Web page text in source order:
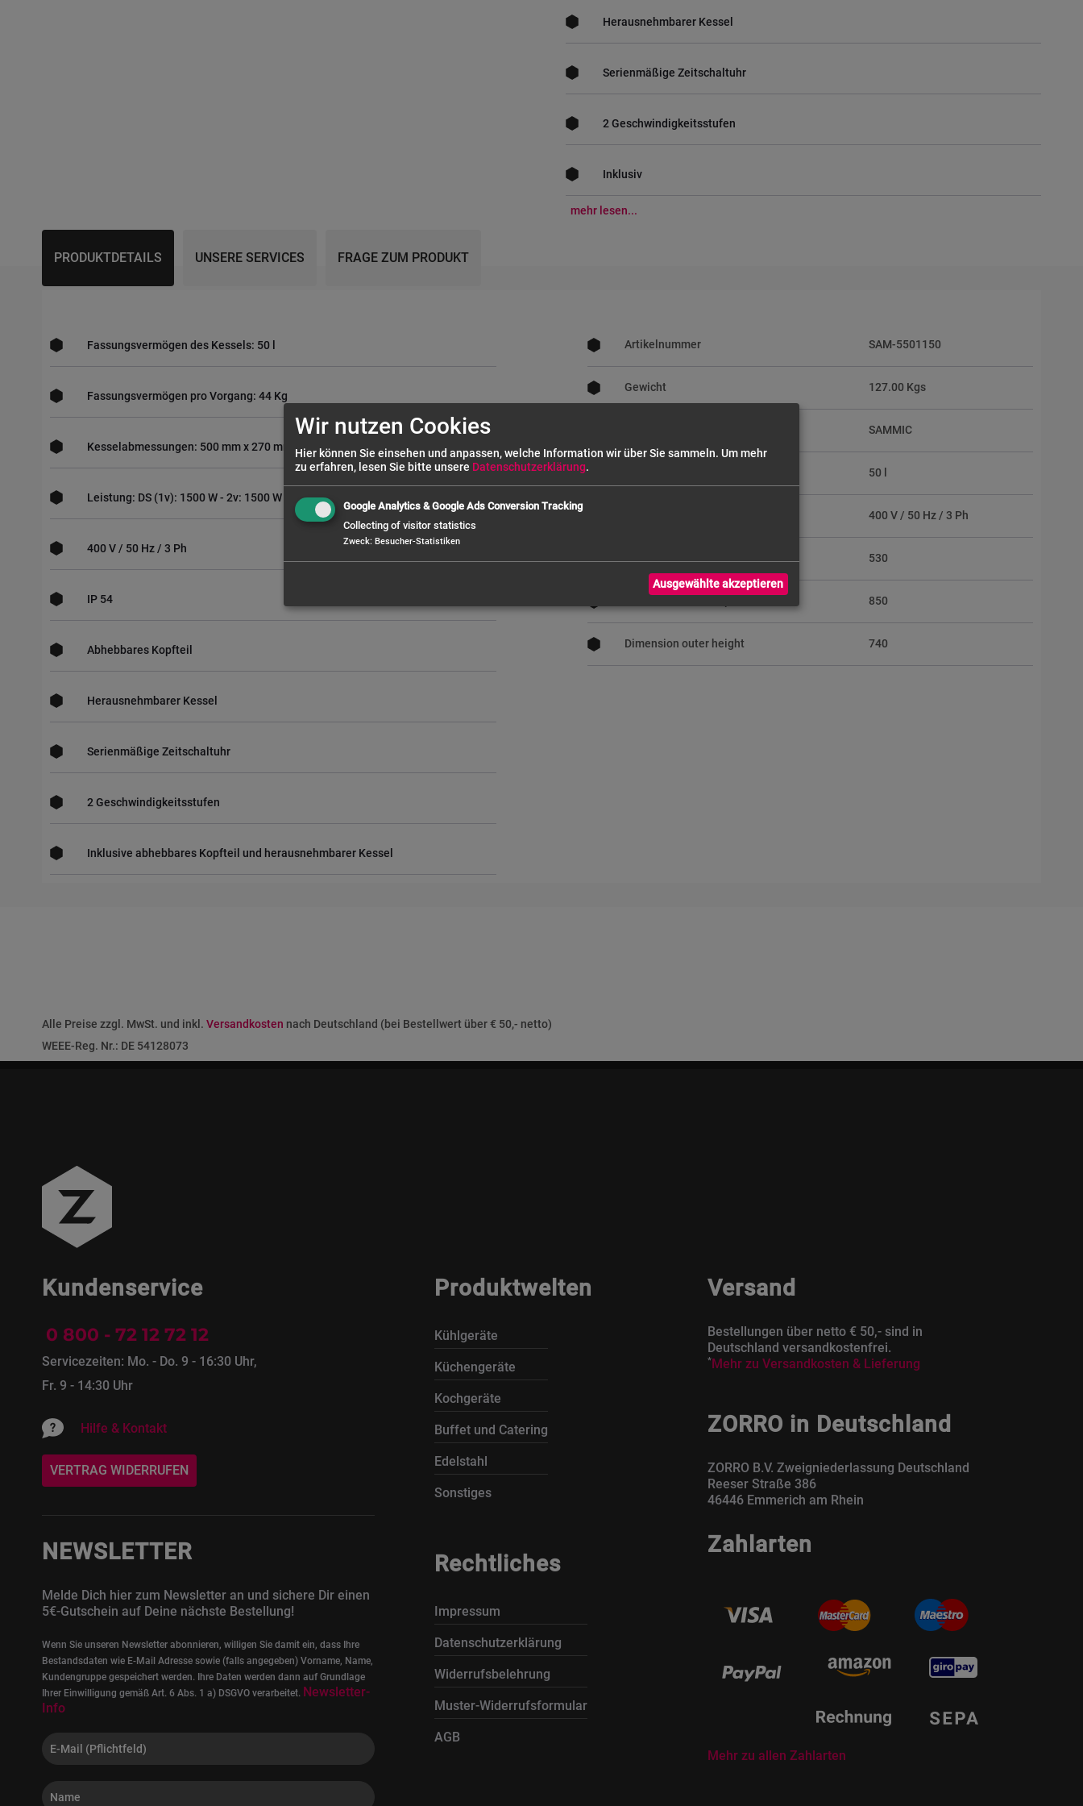
Herausnehmbarer Kessel
Serienmäßige Zeitschaltuhr
2 Geschwindigkeitsstufen
Inklusiv
mehr lesen...
PRODUKTDETAILS
Fassungsvermögen des Kessels: 50 l
Fassungsvermögen pro Vorgang: 44 Kg
Kesselabmessungen: 500 mm x 270 mm
Leistung: DS (1v): 1500 W - 2v: 1500 W / 2200 W
400 V / 50 Hz / 3 Ph
IP 54
Abhebbares Kopfteil
Herausnehmbarer Kessel
Serienmäßige Zeitschaltuhr
2 Geschwindigkeitsstufen
Inklusive abhebbares Kopfteil und herausnehmbarer Kessel
InformationenArtikelnummer SAM-5501150
Gewicht 127.00 Kgs
SAMMIC
50 l
400 V / 50 Hz / 3 Ph
530
850
Dimension outer height 740
UNSERE SERVICES FRAGE ZUM PRODUKT
Alle Preise zzgl. MwSt. und inkl. Versandkosten nach Deutschland (bei Bestellwert über € 50,- netto)
WEEE-Reg. Nr.: DE 54128073
Kundenservice
0 800 - 72 12 72 12
Servicezeiten: Mo. - Do. 9 - 16:30 Uhr,
Fr. 9 - 14:30 Uhr
Hilfe & Kontakt
VERTRAG WIDERRUFEN
NEWSLETTER
Melde Dich hier zum Newsletter an und sichere Dir einen
5€-Gutschein auf Deine nächste Bestellung!
Wenn Sie unseren Newsletter abonnieren, willigen Sie damit ein, dass Ihre
Bestandsdaten wie E-Mail Adresse sowie (falls angegeben) Vorname, Name,
Kundengruppe gespeichert werden. Ihre Daten werden dann auf Grundlage
Ihrer Einwilligung gemäß Art. 6 Abs. 1 a) DSGVO verarbeitet. Newsletter-
Info
Produktwelten
Kühlgeräte
Küchengeräte
Kochgeräte
Buffet und Catering
Edelstahl
Sonstiges
Rechtliches
Impressum
Datenschutzerklärung
Widerrufsbelehrung
Muster-Widerrufsformular
AGB
Versand
Bestellungen über netto € 50,- sind in
Deutschland versandkostenfrei.
*Mehr zu Versandkosten & Lieferung
ZORRO in Deutschland
ZORRO B.V. Zweigniederlassung Deutschland
Reeser Straße 386
46446 Emmerich am Rhein
Zahlarten
Mehr zu allen Zahlarten
Wir nutzen Cookies
Hier können Sie einsehen und anpassen, welche Information wir über Sie sammeln. Um mehr
zu erfahren, lesen Sie bitte unsere Datenschutzerklärung.
Google Analytics & Google Ads Conversion Tracking
Collecting of visitor statistics
Zweck: Besucher-Statistiken
Ausgewählte akzeptieren